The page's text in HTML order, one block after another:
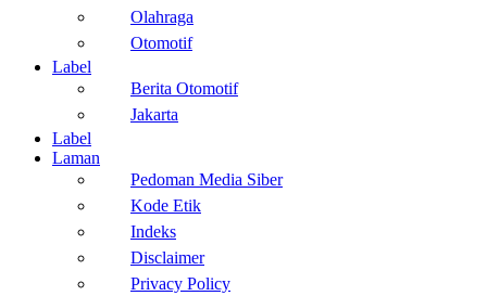
Olahraga
Otomotif
Label
Berita Otomotif
Jakarta
Label
Laman
Pedoman Media Siber
Kode Etik
Indeks
Disclaimer
Privacy Policy